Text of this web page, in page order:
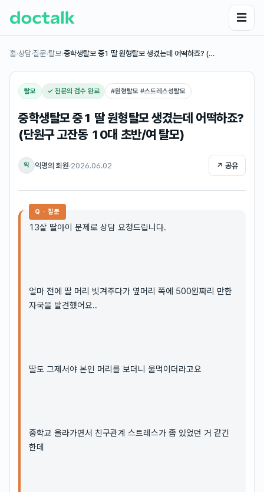
☰
홈›상담·질문›탈모›중학생탈모 중1 딸 원형탈모 생겼는데 어떡하죠? (…
탈모 ✓ 전문의 검수 완료 #원형탈모 #스트레스성탈모
중학생탈모 중1 딸 원형탈모 생겼는데 어떡하죠?
(단원구 고잔동 10대 초반/여 탈모)
익 익명의 회원·2026.06.02 ↗ 공유
Q · 질문
13살 딸아이 문제로 상담 요청드립니다.
얼마 전에 딸 머리 빗겨주다가 옆머리 쪽에 500원짜리 만한
자국을 발견했어요..
딸도 그제서야 본인 머리를 보더니 울먹이더라고요
중학교 올라가면서 친구관계 스트레스가 좀 있었던 거 같긴
한데